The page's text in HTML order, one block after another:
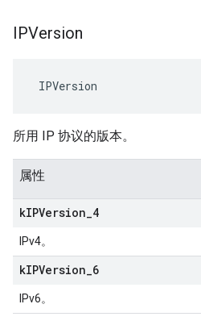
IPVersion
IPVersion
所用 IP 协议的版本。
属性
kIPVersion 4
IPv4。
kIPVersion 6
IPv6。